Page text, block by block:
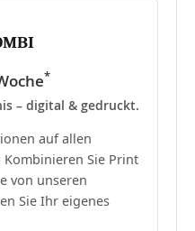
*
– digital & gedruckt.
auf allen
Sie Print
von unseren
Sie Ihr eigenes